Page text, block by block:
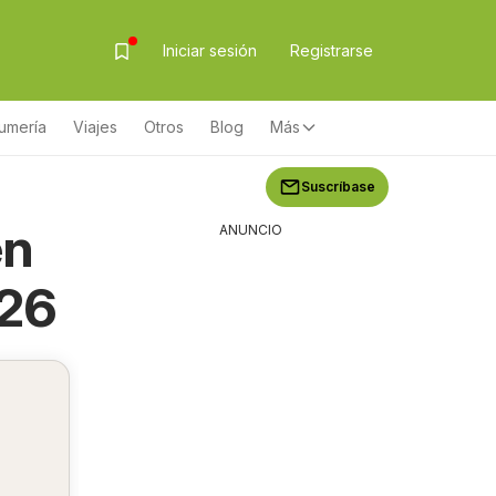
Iniciar sesión Registrarse
Viajes Otros Blog Más
Suscríbase
ANUNCIO